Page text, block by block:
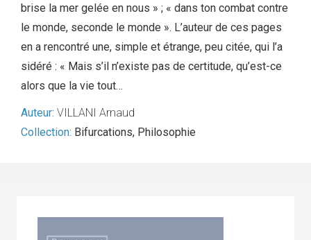
brise la mer gelée en nous » ; « dans ton combat contre
le monde, seconde le monde ». L’auteur de ces pages
en a rencontré une, simple et étrange, peu citée, qui l’a
sidéré : « Mais s’il n’existe pas de certitude, qu’est-ce
alors que la vie tout…
Auteur: VILLANI Arnaud
Collection: Bifurcations, Philosophie